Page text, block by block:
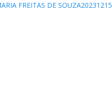
FREITAS DE SOUZA20231215